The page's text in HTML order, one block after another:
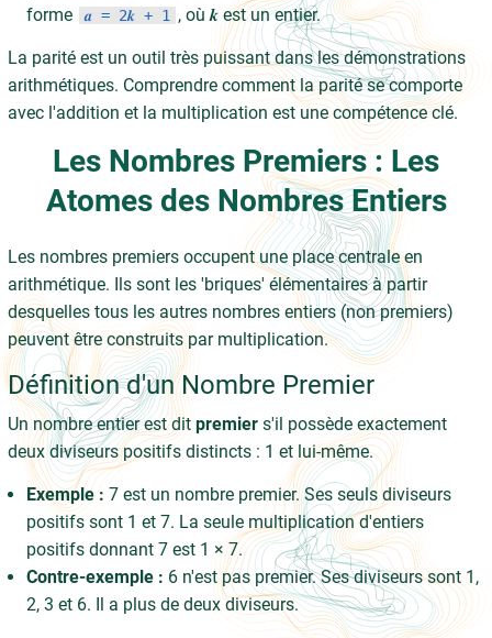
forme
𝒂 = 2𝒌 + 1 , où 𝒌 est un entier.
La parité est un outil très puissant dans les démonstrations
arithmétiques. Comprendre comment la parité se comporte
avec l'addition et la multiplication est une compétence clé.
Les Nombres Premiers : Les
Atomes des Nombres Entiers
Les nombres premiers occupent une place centrale en
arithmétique. Ils sont les 'briques' élémentaires à partir
desquelles tous les autres nombres entiers (non premiers)
peuvent être construits par multiplication.
Définition d'un Nombre Premier
Un nombre entier est dit premier s'il possède exactement
deux diviseurs positifs distincts : 1 et lui-même.
Exemple : 7 est un nombre premier. Ses seuls diviseurs
positifs sont 1 et 7. La seule multiplication d'entiers
positifs donnant 7 est 1 × 7.
Contre-exemple : 6 n'est pas premier. Ses diviseurs sont 1,
2, 3 et 6. Il a plus de deux diviseurs.